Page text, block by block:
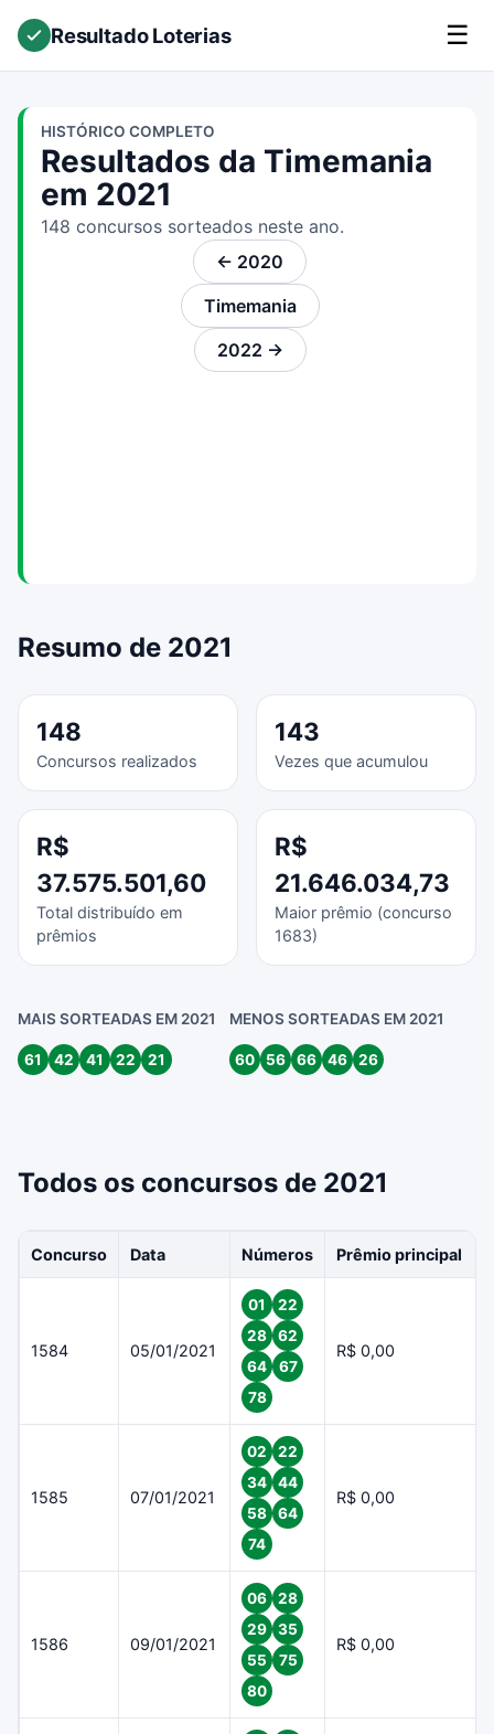
Resultado Loterias ☰
HISTÓRICO COMPLETO
Resultados da Timemania
em 2021
148 concursos sorteados neste ano.
← 2020
Timemania
2022 →
Resumo de 2021
148
Concursos realizados
143
Vezes que acumulou
R$
37.575.501,60
Total distribuído em
prêmios
R$
21.646.034,73
Maior prêmio (concurso
1683)
MAIS SORTEADAS EM 2021
61 42 41 22 21
MENOS SORTEADAS EM 2021
60 56 66 46 26
Todos os concursos de 2021
Concurso Data Números Prêmio principal
1584 05/01/2021
01
22
28
62
64
67
78
R$ 0,00
1585 07/01/2021
02
22
34
44
58
64
74
R$ 0,00
1586 09/01/2021
06
28
29
35
55
75
80
R$ 0,00